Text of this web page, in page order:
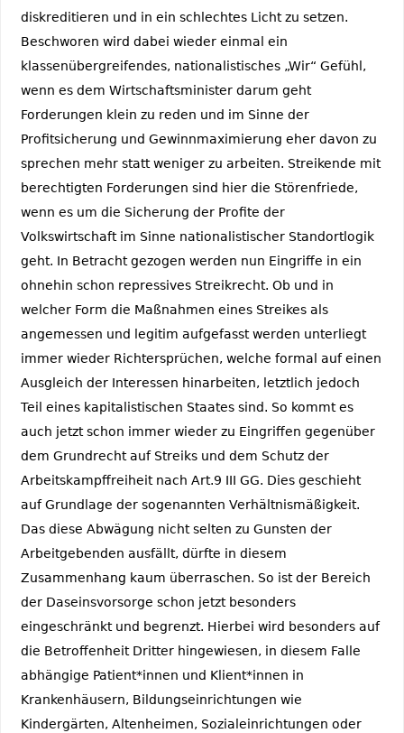
diskreditieren und in ein schlechtes Licht zu setzen.
Beschworen wird dabei wieder einmal ein
klassenübergreifendes, nationalistisches „Wir“ Gefühl,
wenn es dem Wirtschaftsminister darum geht
Forderungen klein zu reden und im Sinne der
Profitsicherung und Gewinnmaximierung eher davon zu
sprechen mehr statt weniger zu arbeiten. Streikende mit
berechtigten Forderungen sind hier die Störenfriede,
wenn es um die Sicherung der Profite der
Volkswirtschaft im Sinne nationalistischer Standortlogik
geht. In Betracht gezogen werden nun Eingriffe in ein
ohnehin schon repressives Streikrecht. Ob und in
welcher Form die Maßnahmen eines Streikes als
angemessen und legitim aufgefasst werden unterliegt
immer wieder Richtersprüchen, welche formal auf einen
Ausgleich der Interessen hinarbeiten, letztlich jedoch
Teil eines kapitalistischen Staates sind. So kommt es
auch jetzt schon immer wieder zu Eingriffen gegenüber
dem Grundrecht auf Streiks und dem Schutz der
Arbeitskampffreiheit nach Art.9 III GG. Dies geschieht
auf Grundlage der sogenannten Verhältnismäßigkeit.
Das diese Abwägung nicht selten zu Gunsten der
Arbeitgebenden ausfällt, dürfte in diesem
Zusammenhang kaum überraschen. So ist der Bereich
der Daseinsvorsorge schon jetzt besonders
eingeschränkt und begrenzt. Hierbei wird besonders auf
die Betroffenheit Dritter hingewiesen, in diesem Falle
abhängige Patient*innen und Klient*innen in
Krankenhäusern, Bildungseinrichtungen wie
Kindergärten, Altenheimen, Sozialeinrichtungen oder